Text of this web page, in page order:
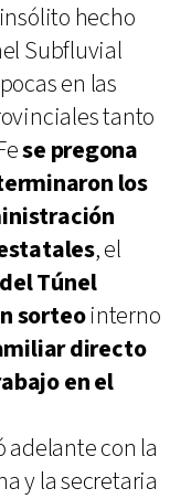
hecho
Subfluvial
en las
tanto
se pregona
los
, el
Túnel
sorteointerno
directo
en el
adelante con la
y la secretaria